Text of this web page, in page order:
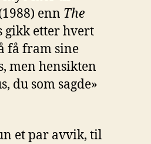
enn The
gikk etter hvert
få fram sine
men hensikten
du som sagde»
et par avvik, til